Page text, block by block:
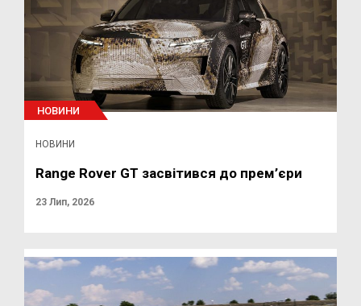
НОВИНИ
НОВИНИ
Range Rover GT засвітився до прем’єри
23 Лип, 2026